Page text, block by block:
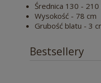
Średnica 130 -
Wysokość - 78 cm
Grubość blatu - 3
Bestsellery